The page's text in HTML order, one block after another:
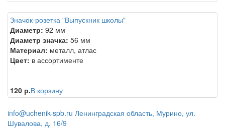
Значок-розетка "Выпускник школы"
Диаметр: 92 мм
Диаметр значка: 56 мм
Материал: металл, атлас
Цвет: в ассортименте
120 р.В корзину
info@uchenik-spb.ru Ленинградская область, Мурино, ул.
Шувалова, д. 16/9